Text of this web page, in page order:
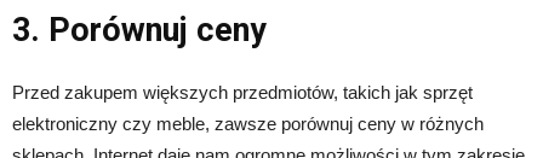
3. Porównuj ceny
Przed zakupem większych przedmiotów, takich jak sprzęt
elektroniczny czy meble, zawsze porównuj ceny w różnych